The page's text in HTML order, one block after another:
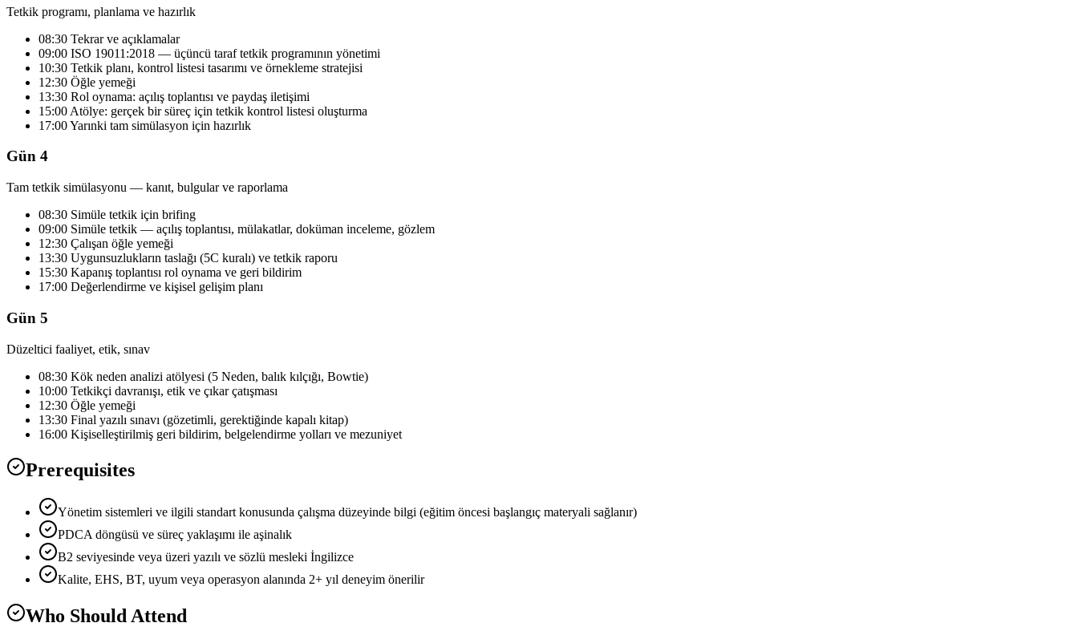
Tetkik programı, planlama ve hazırlık
08:30 Tekrar ve açıklamalar
09:00 ISO 19011:2018 — üçüncü taraf tetkik programının yönetimi
10:30 Tetkik planı, kontrol listesi tasarımı ve örnekleme stratejisi
12:30 Öğle yemeği
13:30 Rol oynama: açılış toplantısı ve paydaş iletişimi
15:00 Atölye: gerçek bir süreç için tetkik kontrol listesi oluşturma
17:00 Yarınki tam simülasyon için hazırlık
Gün 4
Tam tetkik simülasyonu — kanıt, bulgular ve raporlama
08:30 Simüle tetkik için brifing
09:00 Simüle tetkik — açılış toplantısı, mülakatlar, doküman inceleme, gözlem
12:30 Çalışan öğle yemeği
13:30 Uygunsuzlukların taslağı (5C kuralı) ve tetkik raporu
15:30 Kapanış toplantısı rol oynama ve geri bildirim
17:00 Değerlendirme ve kişisel gelişim planı
Gün 5
Düzeltici faaliyet, etik, sınav
08:30 Kök neden analizi atölyesi (5 Neden, balık kılçığı, Bowtie)
10:00 Tetkikçi davranışı, etik ve çıkar çatışması
12:30 Öğle yemeği
13:30 Final yazılı sınavı (gözetimli, gerektiğinde kapalı kitap)
16:00 Kişiselleştirilmiş geri bildirim, belgelendirme yolları ve mezuniyet
Prerequisites
Yönetim sistemleri ve ilgili standart konusunda çalışma düzeyinde bilgi (eğitim öncesi başlangıç materyali sağlanır)
PDCA döngüsü ve süreç yaklaşımı ile aşinalık
B2 seviyesinde veya üzeri yazılı ve sözlü mesleki İngilizce
Kalite, EHS, BT, uyum veya operasyon alanında 2+ yıl deneyim önerilir
Who Should Attend